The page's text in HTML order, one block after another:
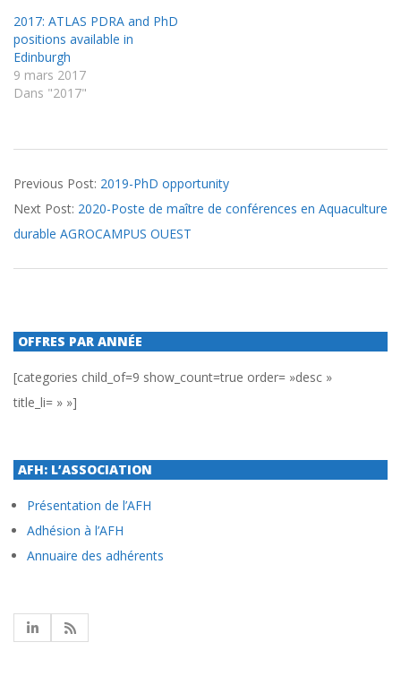
2017: ATLAS PDRA and PhD
positions available in
Edinburgh
9 mars 2017
Dans "2017"
01-
10
Previous Post: 2019-PhD opportunity
Next Post: 2020-Poste de maître de conférences en Aquaculture
durable AGROCAMPUS OUEST
OFFRES PAR ANNÉE
[categories child_of=9 show_count=true order= »desc »
title_li= » »]
AFH: L’ASSOCIATION
Présentation de l’AFH
Adhésion à l’AFH
Annuaire des adhérents